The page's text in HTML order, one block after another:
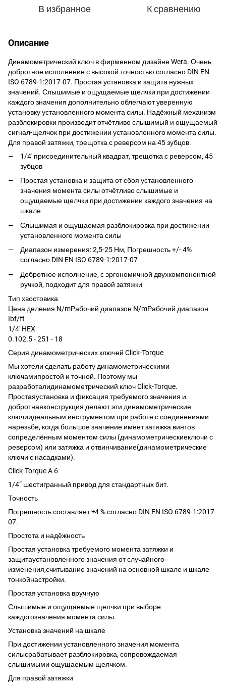
В избранное К сравнению
Описание
Динамометрический ключ в фирменном дизайне Wera. Очень
добротное исполнение с высокой точностью согласно DIN EN
ISO 6789-1:2017-07. Простая установка и защита нужных
значений. Слышимые и ощущаемые щелчки при достижении
каждого значения дополнительно облегчают уверенную
установку установленного момента силы. Надёжный механизм
разблокировки производит отчётливо слышимый и ощущаемый
сигнал-щелчок при достижении установленного момента силы.
Для правой затяжки, трещотка с реверсом на 45 зубцов.
1/4' присоединительный квадрат, трещотка с реверсом, 45
зубцов
Простая установка и защита от сбоя установленного
значения момента силы отчётливо слышимые и
ощущаемые щелчки при достижении каждого значения на
шкале
Слышимая и ощущаемая разблокировка при достижении
установленного момента силы
Диапазон измерения: 2,5-25 Нм, Погрешность +/- 4%
согласно DIN EN ISO 6789-1:2017-07
Добротное исполнение, с эргономичной двухкомпонентной
ручкой, подходит для правой затяжки
Тип хвостовика
Цена деления N/mРабочий диапазон N/mРабочий диапазон
Ibf/ft
1/4' HEX
0.102.5 - 251 - 18
Серия динамометрических ключей Click-Torque
Мы хотели сделать работу динамометрическими
ключамипростой и точной. Поэтому мы
разработалидинамометрический ключ Click-Torque.
Простаяустановка и фиксация требуемого значения и
добротнаяконструкция делают эти динамометрические
ключиидеальным инструментом при работе с соединениями
нарезьбе, когда большое значение имеет затяжка винтов
сопределённым моментом силы (динамометрическиеключи с
реверсом) или затяжка и отвинчивание(динамометрические
ключи с насадками).
Click-Torque A 6
1/4“ шестигранный привод для стандартных бит.
Точность
Погрешность составляет ±4 % согласно DIN EN ISO 6789-1:2017-
07.
Простота и надёжность
Простая установка требуемого момента затяжки и
защитаустановленного значения от случайного
изменения,считывание значений на основной шкале и шкале
тонкойнастройки.
Простая установка вручную
Слышимые и ощущаемые щелчки при выборе
каждогозначения момента силы.
Установка значений на шкале
При достижении установленного значения момента
силысрабатывает разблокировка, сопровождаемая
слышимыми ощущаемым щелчком.
Для правой затяжки